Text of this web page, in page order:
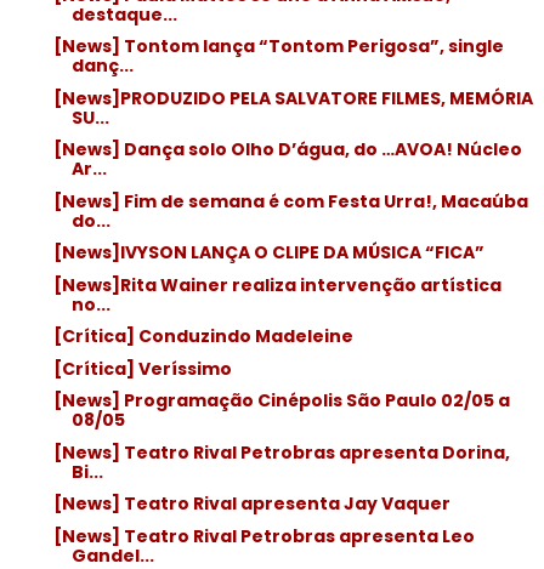
destaque...
[News] Tontom lança “Tontom Perigosa”, single
danç...
[News]PRODUZIDO PELA SALVATORE FILMES, MEMÓRIA
SU...
[News] Dança solo Olho D’água, do …AVOA! Núcleo
Ar...
[News] Fim de semana é com Festa Urra!, Macaúba
do...
[News]IVYSON LANÇA O CLIPE DA MÚSICA “FICA”
[News]Rita Wainer realiza intervenção artística
no...
[Crítica] Conduzindo Madeleine
[Crítica] Veríssimo
[News] Programação Cinépolis São Paulo 02/05 a
08/05
[News] Teatro Rival Petrobras apresenta Dorina,
Bi...
[News] Teatro Rival apresenta Jay Vaquer
[News] Teatro Rival Petrobras apresenta Leo
Gandel...